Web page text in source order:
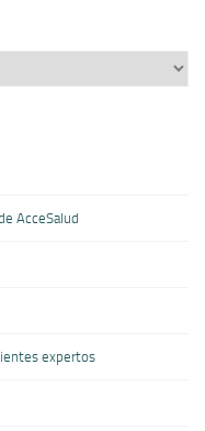
AcceSalud
expertos